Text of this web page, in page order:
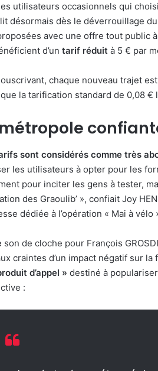
utilisateurs occasionnels qui
désormais dès le déverrouillage
avec une offre tout public à
d’un tarif réduità 5 € par
chaque nouveau trajet
la tarification standard de 0,08
sont considérés comme très
les utilisateurs à opter pour les
pour inciter les gens à tester,
des Graoulib’ », confiait Joy
dédiée à l’opération « Mai à vélo
son de cloche pour François
craintes d’un impact négatif sur
d’appel » destiné à
:
juillet
2026)